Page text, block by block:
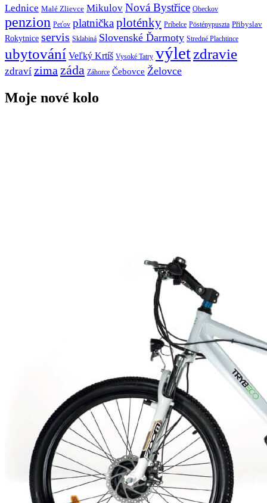
Lednice Malé Zlievce Mikulov Nová Bystřice Obeckov
penzion Peťov platničkaploténky Príbelce Pösténypuszta Přibyslav
Rokytnice servis Sklabiná Slovenské Ďarmoty Stredné Plachtince
ubytování Veľký Krtíš Vysoké Tatry výletzdravie
zdraví zima záda Záhorce Čebovce Želovce
Moje nové kolo